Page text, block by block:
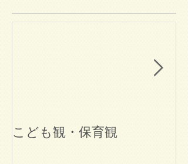
こども観・保育観